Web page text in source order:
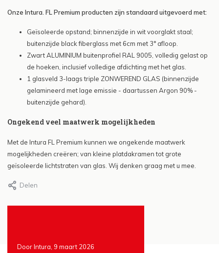
Onze Intura. FL Premium producten zijn standaard uitgevoerd met:
Geïsoleerde opstand; binnenzijde in wit voorglakt staal;
buitenzijde black fiberglass met 6cm met 3° afloop.
Zwart ALUMINIUM buitenprofiel RAL 9005, volledig gelast op
de hoeken, inclusief volledige afdichting met het glas.
1 glasveld 3-laags triple ZONWEREND GLAS (binnenzijde
gelamineerd met lage emissie - daartussen Argon 90% -
buitenzijde gehard).
Ongekend veel maatwerk mogelijkheden
Met de Intura FL Premium kunnen we ongekende maatwerk
mogelijkheden creëren; van kleine platdakramen tot grote
geïsoleerde lichtstraten van glas. Wij denken graag met u mee.
Delen
Door Intura, 9 maart 2026